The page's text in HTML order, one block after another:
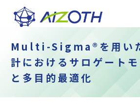
Multi-Sigma®を用い
計におけるサロゲート
と多目的最適化